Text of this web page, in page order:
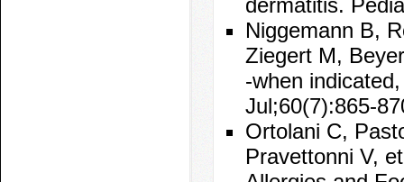
dermatitis.
Niggemann B,
Ziegert M,
-when
Jul;60(7):865-
Ortolani C,
Pravettonni V,